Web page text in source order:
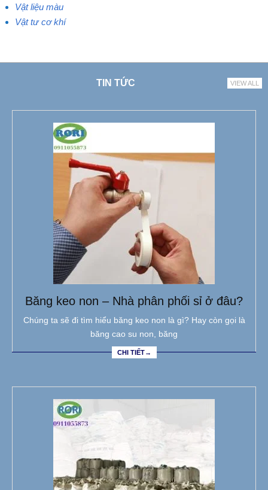
Vật liệu màu
Vật tư cơ khí
TIN TỨC VIEW ALL
Băng keo non – Nhà phân phối sỉ ở đâu?
Chúng ta sẽ đi tìm hiểu băng keo non là gì? Hay còn gọi là
băng cao su non, băng
CHI TIẾT→